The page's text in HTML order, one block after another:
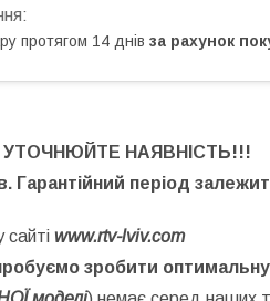
протягом 14 днів за рахунок
НАЯВНІСТЬ!!!
період
www.rtv-lviv.com
зробити